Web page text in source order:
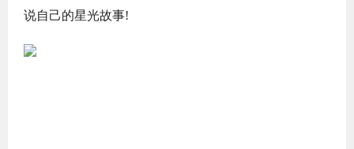
说自己的星光故事!